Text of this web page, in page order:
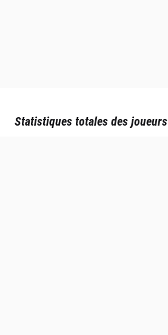
Statistiques totales des joueurs